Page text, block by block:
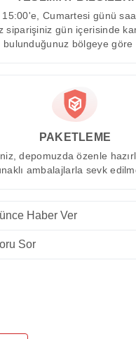
15:00'e, Cumartesi günü
siparişiniz gün içerisinde
bulunduğunuz bölgeye göre
PAKETLEME
depomuzda özenle
ambalajlarla sevk
Haber Ver
Sor